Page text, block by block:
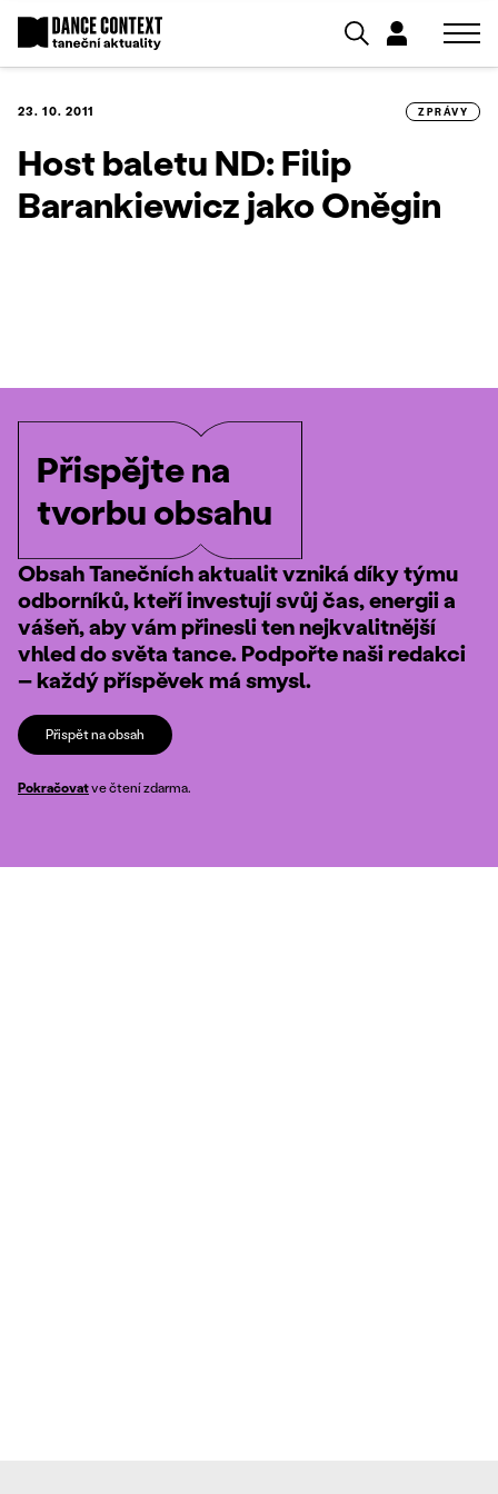
23. 10. 2011 ZPRÁVY
Host baletu ND: Filip
Barankiewicz jako Oněgin
Přispějte na
tvorbu obsahu
Obsah Tanečních aktualit vzniká díky týmu
odborníků, kteří investují svůj čas, energii a
vášeň, aby vám přinesli ten nejkvalitnější
vhled do světa tance. Podpořte naši redakci
– každý příspěvek má smysl.
Přispět na obsah
Pokračovatve čtení zdarma.